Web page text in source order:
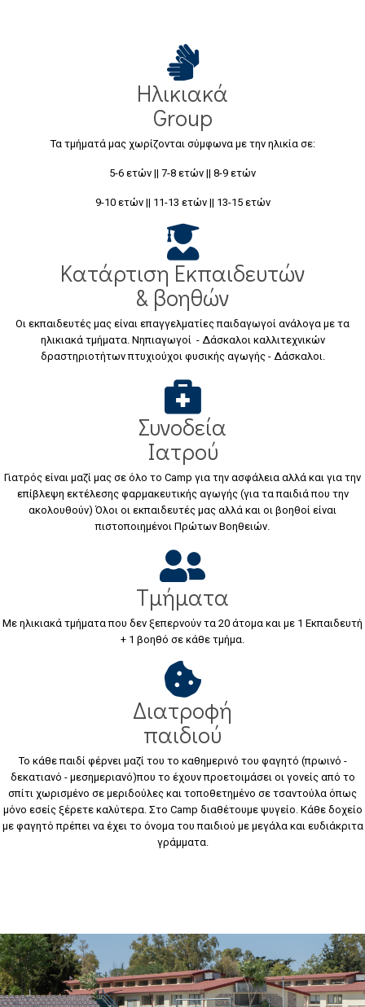
Ηλικιακά
Group
Τα τμήματά μας χωρίζονται σύμφωνα με την ηλικία σε:
5-6 ετών || 7-8 ετών || 8-9 ετών
9-10 ετών || 11-13 ετών || 13-15 ετών
Κατάρτιση Εκπαιδευτών
& βοηθών
Οι εκπαιδευτές μας είναι επαγγελματίες παιδαγωγοί ανάλογα με τα
ηλικιακά τμήματα. Νηπιαγωγοί - Δάσκαλοι καλλιτεχνικών
δραστηριοτήτων πτυχιούχοι φυσικής αγωγής - Δάσκαλοι.
Συνοδεία
Ιατρού
Γιατρός είναι μαζί μας σε όλο το Camp για την ασφάλεια αλλά και για την
επίβλεψη εκτέλεσης φαρμακευτικής αγωγής (για τα παιδιά που την
ακολουθούν) Όλοι οι εκπαιδευτές μας αλλά και οι βοηθοί είναι
πιστοποιημένοι Πρώτων Βοηθειών.
Τμήματα
Με ηλικιακά τμήματα που δεν ξεπερνούν τα 20 άτομα και με 1 Εκπαιδευτή
+ 1 βοηθό σε κάθε τμήμα.
Διατροφή
παιδιού
Το κάθε παιδί φέρνει μαζί του το καθημερινό του φαγητό (πρωινό -
δεκατιανό - μεσημεριανό)που το έχουν προετοιμάσει οι γονείς από το
σπίτι χωρισμένο σε μεριδούλες και τοποθετημένο σε τσαντούλα όπως
μόνο εσείς ξέρετε καλύτερα. Στο Camp διαθέτουμε ψυγείο. Κάθε δοχείο
με φαγητό πρέπει να έχει το όνομα του παιδιού με μεγάλα και ευδιάκριτα
γράμματα.